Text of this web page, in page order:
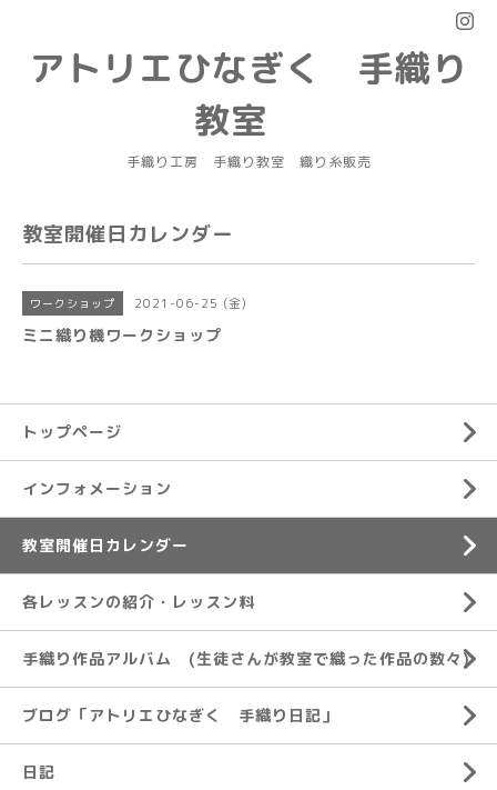
アトリエひなぎく 手織り
教室
手織り工房 手織り教室 織り糸販売
教室開催日カレンダー
ワークショップ 2021-06-25 (金)
ミニ織り機ワークショップ
トップページ
インフォメーション
教室開催日カレンダー
各レッスンの紹介・レッスン料
手織り作品アルバム (生徒さんが教室で織った作品の数々)
ブログ「アトリエひなぎく 手織り日記」
日記